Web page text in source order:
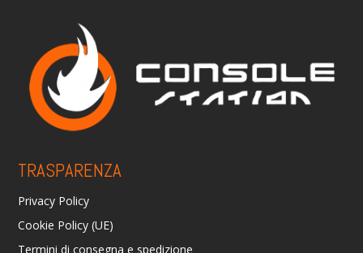
TRASPARENZA
Privacy Policy
Cookie Policy (UE)
Termini di consegna e spedizione